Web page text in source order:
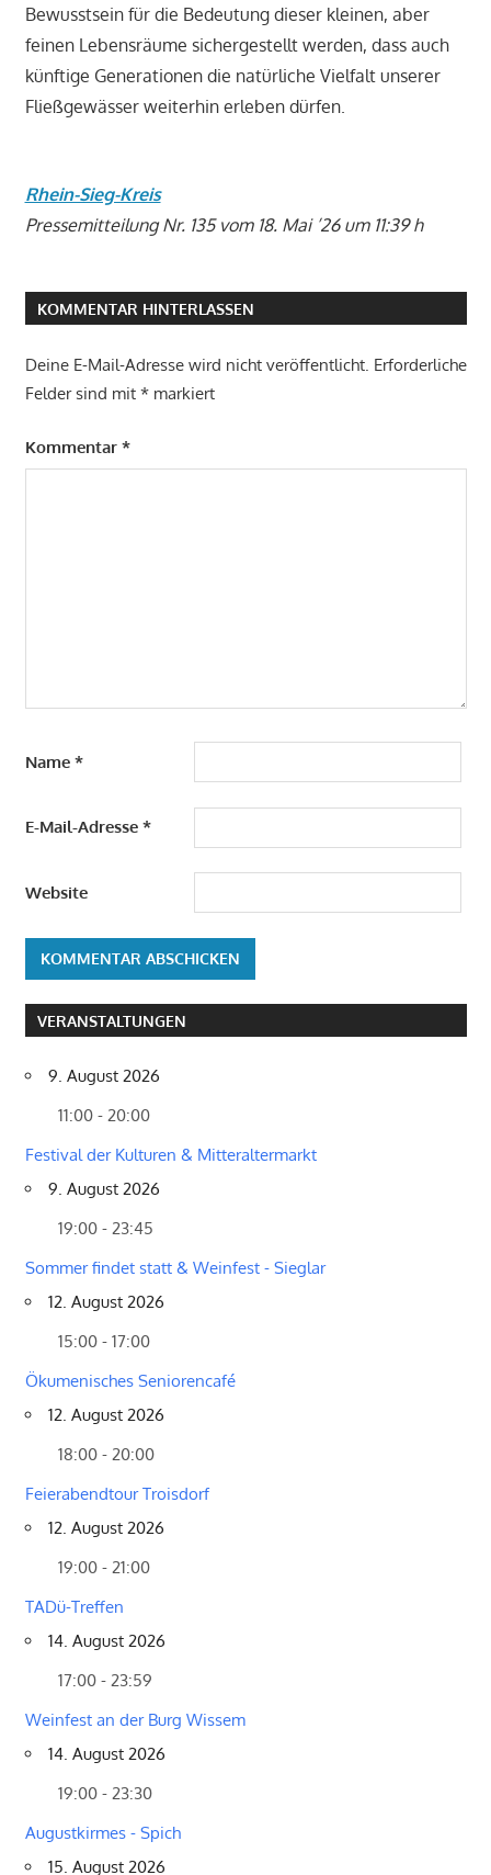
Bewusstsein für die Bedeutung dieser kleinen, aber
feinen Lebensräume sichergestellt werden, dass auch
künftige Generationen die natürliche Vielfalt unserer
Fließgewässer weiterhin erleben dürfen.
Rhein-Sieg-Kreis
Pressemitteilung Nr. 135 vom 18. Mai ’26 um 11:39 h
KOMMENTAR HINTERLASSEN
Deine E-Mail-Adresse wird nicht veröffentlicht. Erforderliche
Felder sind mit *markiert
Kommentar *
Name *
E-Mail-Adresse *
Website
VERANSTALTUNGEN
9. August 2026
11:00 - 20:00
Festival der Kulturen & Mitteraltermarkt
9. August 2026
19:00 - 23:45
Sommer findet statt & Weinfest - Sieglar
12. August 2026
15:00 - 17:00
Ökumenisches Seniorencafé
12. August 2026
18:00 - 20:00
Feierabendtour Troisdorf
12. August 2026
19:00 - 21:00
TADü-Treffen
14. August 2026
17:00 - 23:59
Weinfest an der Burg Wissem
14. August 2026
19:00 - 23:30
Augustkirmes - Spich
15. August 2026